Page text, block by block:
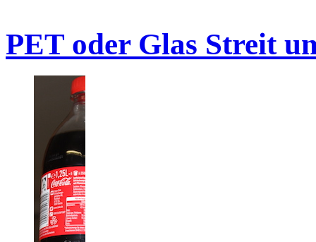
PET oder Glas Streit